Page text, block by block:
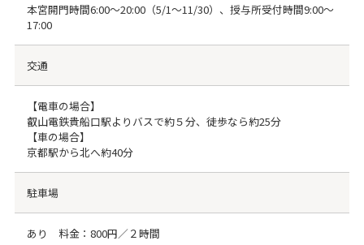
本宮開門時間6:00～20:00（5/1～11/30）、授与所受付時間9:00～
17:00
交通
【電車の場合】
叡山電鉄貴船口駅よりバスで約５分、徒歩なら約25分
【車の場合】
京都駅から北へ約40分
駐車場
あり 料金：800円／２時間